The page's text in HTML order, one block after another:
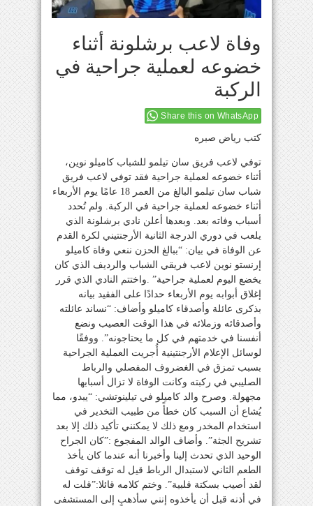
وفاة لاعب برشلونة أثناء
خضوعه لعملية جراحية في
الركبة
Share this on WhatsApp
كتب رياض صبره
توفي لاعب فريق سان تيلمو للشباب كاميلو نوين،
أثناء خضوعه لعملية جراحية فقد توفي لاعب فريق
شباب سان تيلمو البالغ من العمر 18 عامًا يوم الأربعاء
أثناء خضوعه لعملية جراحية في الركبة. ولم تُحدد
أسباب وفاته بعد. وبعدها أعلن نادي برشلونة الذي
يلعب في دوري الدرجة الثانية الأرجنتيني لكرة القدم
عن الوفاة في بيان: “ببالغ الحزن ننعي وفاة كاميلو
إرنستو نوين لاعب فريقي الشباب والرديف الذي كان
يخضع اليوم لعملية جراحية” .واختتم النادي الذي قرر
إغلاق أبوابه يوم الأربعاء حدادًا على الفقيد بيانه
بذكرى عائلة وأصدقاء كاميلو وأضاف: “نساند عائلته
وأصدقائه وزملائه في هذا الوقت العصيب ونضع
أنفسنا في خدمتهم في كل ما يحتاجونه”. ووفقًا
لوسائل الإعلام الأرجنتينية أُجريت العملية الجراحية
بسبب تمزق في الغضروف المفصلي والرباط
الصليبي في ركبته وكانت الوفاة لا تزال أسبابها
مجهولة. وصرح والد كاميلو في تيلينوتشي: “يبدو، مما
يُشاع أن السبب كان خطأً من طبيب التخدير في
استخدام المخدر ومع ذلك لا يمكنني تأكيد ذلك إلا بعد
تشريح الجثة”. وأضاف الوالد المفجوع :”كان الجراح
الوحيد الذي تحدث إلينا وأخبرنا أنه عندما كان يأخذ
الطعم الثاني لاستبدال الرباط قيل له توقف توقف
لقد أصيب بسكتة قلبية”. وختم كلامه قائلا:”قلت له
في أذنه قبل أن يأخذوه إنني سأذهب إلى المستشفى